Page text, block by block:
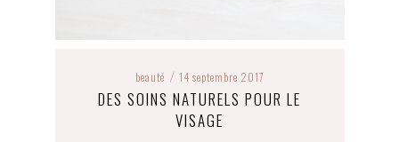
beauté / 14 septembre 2017
DES SOINS NATURELS POUR LE
VISAGE